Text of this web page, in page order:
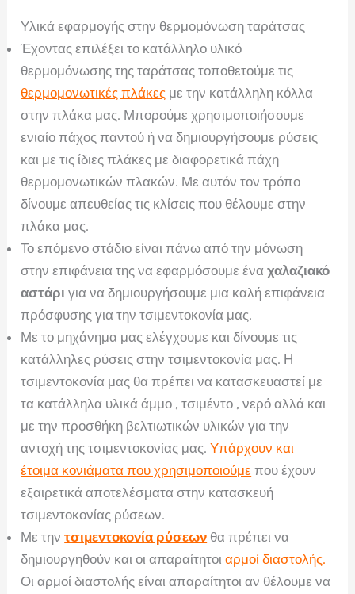
Υλικά εφαρμογής στην θερμομόνωση ταράτσας
Έχοντας επιλέξει το κατάλληλο υλικό
θερμομόνωσης της ταράτσας τοποθετούμε τις
θερμομονωτικές πλάκες με την κατάλληλη κόλλα
στην πλάκα μας. Μπορούμε χρησιμοποιήσουμε
ενιαίο πάχος παντού ή να δημιουργήσουμε ρύσεις
και με τις ίδιες πλάκες με διαφορετικά πάχη
θερμομονωτικών πλακών. Με αυτόν τον τρόπο
δίνουμε απευθείας τις κλίσεις που θέλουμε στην
πλάκα μας.
Το επόμενο στάδιο είναι πάνω από την μόνωση
στην επιφάνεια της να εφαρμόσουμε έναχαλαζιακό
αστάρι για να δημιουργήσουμε μια καλή επιφάνεια
πρόσφυσης για την τσιμεντοκονία μας.
Με το μηχάνημα μας ελέγχουμε και δίνουμε τις
κατάλληλες ρύσεις στην τσιμεντοκονία μας. Η
τσιμεντοκονία μας θα πρέπει να κατασκευαστεί με
τα κατάλληλα υλικά άμμο , τσιμέντο , νερό αλλά και
με την προσθήκη βελτιωτικών υλικών για την
αντοχή της τσιμεντοκονίας μας.Υπάρχουν και
έτοιμα κονιάματα που χρησιμοποιούμε που έχουν
εξαιρετικά αποτελέσματα στην κατασκευή
τσιμεντοκονίας ρύσεων.
Με τηντσιμεντοκονία ρύσεων θα πρέπει να
δημιουργηθούν και οι απαραίτητοιαρμοί διαστολής.
Οι αρμοί διαστολής είναι απαραίτητοι αν θέλουμε να